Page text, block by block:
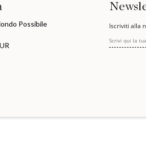
Possibile
Iscriviti alla